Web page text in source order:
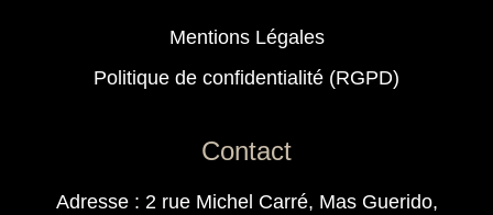
Mentions Légales
Politique de confidentialité (RGPD)
Contact
Adresse : 2 rue Michel Carré, Mas Guerido,